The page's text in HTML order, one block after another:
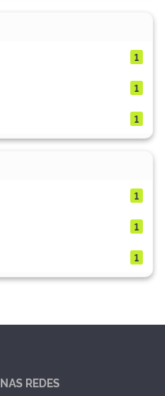
1
1
1
1
1
1
NAS REDES